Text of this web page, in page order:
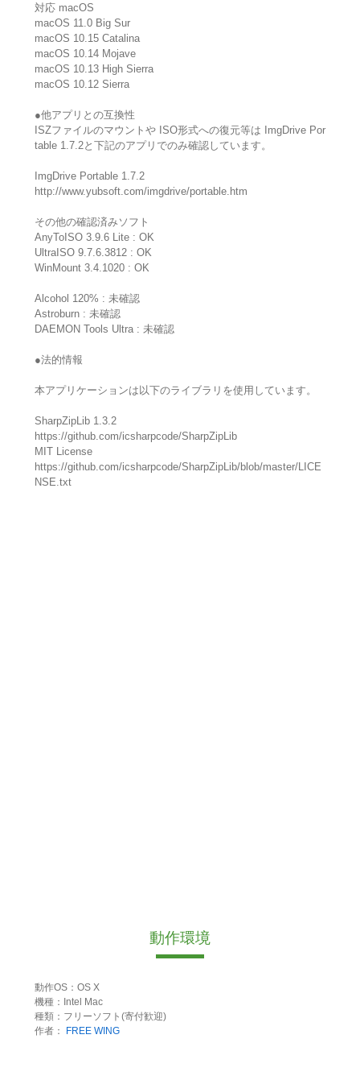
対応 macOS
macOS 11.0 Big Sur
macOS 10.15 Catalina
macOS 10.14 Mojave
macOS 10.13 High Sierra
macOS 10.12 Sierra
●他アプリとの互換性
ISZファイルのマウントや ISO形式への復元等は ImgDrive Por
table 1.7.2と下記のアプリでのみ確認しています。
ImgDrive Portable 1.7.2
http://www.yubsoft.com/imgdrive/portable.htm
その他の確認済みソフト
AnyToISO 3.9.6 Lite : OK
UltraISO 9.7.6.3812 : OK
WinMount 3.4.1020 : OK
Alcohol 120% : 未確認
Astroburn : 未確認
DAEMON Tools Ultra : 未確認
●法的情報
本アプリケーションは以下のライブラリを使用しています。
SharpZipLib 1.3.2
https://github.com/icsharpcode/SharpZipLib
MIT License
https://github.com/icsharpcode/SharpZipLib/blob/master/LICE
NSE.txt
動作環境
動作OS：OS X
機種：Intel Mac
種類：フリーソフト(寄付歓迎)
作者：
FREE WING